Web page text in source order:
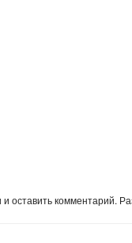
оставить комментарий.